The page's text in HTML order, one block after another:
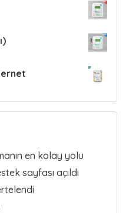
en kolay yolu
sayfası açıldı